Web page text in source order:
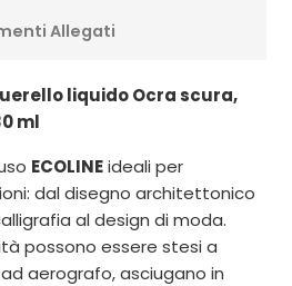
Allegati
liquido Ocra scura,
ml
ECOLINEideali per
dal disegno architettonico
al design di moda.
possono essere stesi a
aerografo, asciugano in